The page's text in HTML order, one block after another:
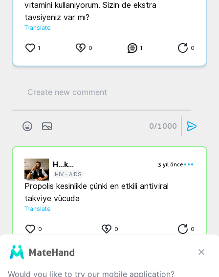
vitamini kullanıyorum. Sizin de ekstra
tavsiyeniz var mı?
Translate
1 0 1 0
0/1000
H...k...
3 yıl önce
HIV - AIDS
Propolis kesinlikle çünki en etkili antiviral
takviye vücuda
Translate
0 0 0
MateHand
Would you like to try our mobile application?